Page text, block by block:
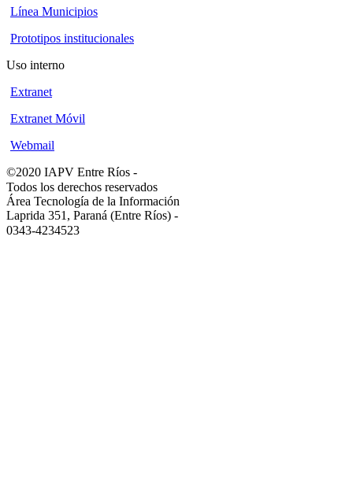
Línea Municipios
Prototipos institucionales
Uso interno
Extranet
Extranet Móvil
Webmail
©2020 IAPV Entre Ríos -
Todos los derechos reservados
Área Tecnología de la Información
Laprida 351, Paraná (Entre Ríos) -
0343-4234523